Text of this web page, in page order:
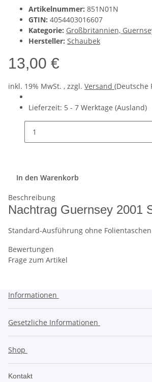
Artikelnummer: 851N01N
GTIN: 4054403016607
Kategorie: Großbritannien,
Hersteller: Schaubek
13,00 €
inkl. 19% MwSt. , zzgl. Versand (Deutsche
Lieferzeit: 5 - 7 Werktage (Ausland)
In den Warenkorb
Beschreibung
Nachtrag Guernsey 2001
Standard-Ausführung ohne Folientaschen
Bewertungen
Frage zum Artikel
Informationen
Gesetzliche Informationen
Shop
Kontakt